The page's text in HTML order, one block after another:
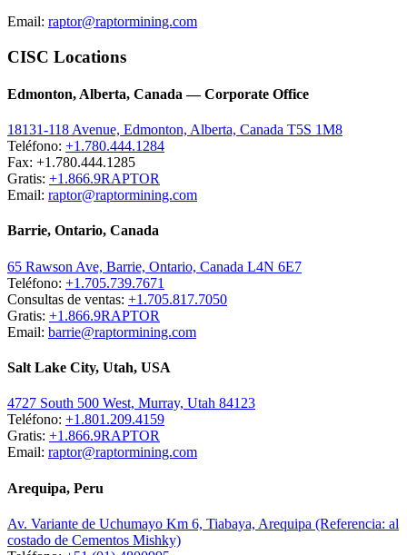
Email: raptor@raptormining.com
CISC Locations
Edmonton, Alberta, Canada — Corporate Office
18131-118 Avenue, Edmonton, Alberta, Canada T5S 1M8
Teléfono: +1.780.444.1284
Fax: +1.780.444.1285
Gratis: +1.866.9RAPTOR
Email: raptor@raptormining.com
Barrie, Ontario, Canada
65 Rawson Ave, Barrie, Ontario, Canada L4N 6E7
Teléfono: +1.705.739.7671
Consultas de ventas: +1.705.817.7050
Gratis: +1.866.9RAPTOR
Email: barrie@raptormining.com
Salt Lake City, Utah, USA
4727 South 500 West, Murray, Utah 84123
Teléfono: +1.801.209.4159
Gratis: +1.866.9RAPTOR
Email: raptor@raptormining.com
Arequipa, Peru
Av. Variante de Uchumayo Km 6, Tiabaya, Arequipa (Referencia: al
costado de Cementos Mishky)